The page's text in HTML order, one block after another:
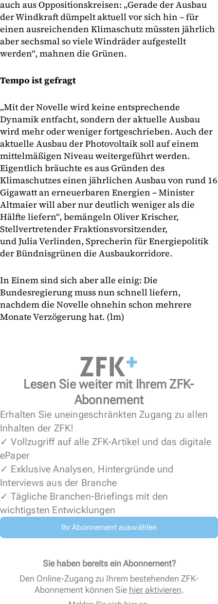
auch aus Oppositionskreisen: „Gerade der Ausbau
der Windkraft dümpelt aktuell vor sich hin – für
einen ausreichenden Klimaschutz müssten jährlich
aber sechsmal so viele Windräder aufgestellt
werden“, mahnen die Grünen.
Tempo ist gefragt
„Mit der Novelle wird keine entsprechende
Dynamik entfacht, sondern der aktuelle Ausbau
wird mehr oder weniger fortgeschrieben. Auch der
aktuelle Ausbau der Photovoltaik soll auf einem
mittelmäßigen Niveau weitergeführt werden.
Eigentlich bräuchte es aus Gründen des
Klimaschutzes einen jährlichen Ausbau von rund 16
Gigawatt an erneuerbaren Energien – Minister
Altmaier will aber nur deutlich weniger als die
Hälfte liefern“, bemängeln Oliver Krischer,
Stellvertretender Fraktionsvorsitzender,
und Julia Verlinden, Sprecherin für Energiepolitik
der Bündnisgrünen die Ausbaukorridore.
In Einem sind sich aber alle einig: Die
Bundesregierung muss nun schnell liefern,
nachdem die Novelle ohnehin schon mehrere
Monate Verzögerung hat. (lm)
Lesen Sie weiter mit Ihrem ZFK-
Abonnement
Erhalten Sie uneingeschränkten Zugang zu allen
Inhalten der ZFK!
✓ Vollzugriff auf alle ZFK-Artikel und das digitale
ePaper
✓ Exklusive Analysen, Hintergründe und
Interviews aus der Branche
✓ Tägliche Branchen-Briefings mit den
wichtigsten Entwicklungen
Ihr Abonnement auswählen
Sie haben bereits ein Abonnement?
Den Online-Zugang zu Ihrem bestehenden ZFK-
Abonnement können Sie hier aktivieren.